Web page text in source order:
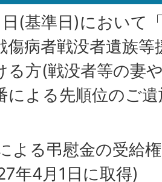
(基準日)において
傷病者戦没者遺族
る方(戦没者等の妻
による先順位のご
よる弔慰金の受給
年4月1日に取得)